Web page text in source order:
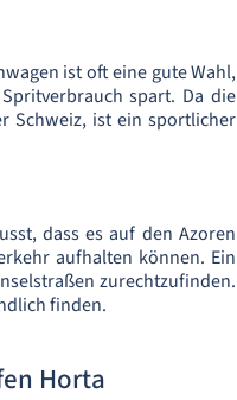
ist oft eine gute Wahl,
spart. Da die
Schweiz, ist ein sportlicher
dass es auf den Azoren
aufhalten können. Ein
zurechtzufinden.
finden.
Horta